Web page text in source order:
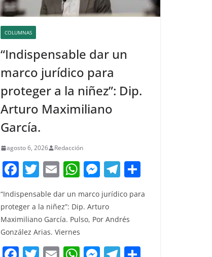
COLUMNAS
“Indispensable dar un
marco jurídico para
proteger a la niñez”: Dip.
Arturo Maximiliano
García.
agosto 6, 2026 Redacción
F
c
e
b
o
T
w
itt
er
E
ai
l
W
at
s
p
M
e
ss
e
g
T
e
gr
m
m
“Indispensable dar un marco jurídico para
proteger a la niñez”: Dip. Arturo
Maximiliano García. Pulso, Por Andrés
González Arias. Viernes